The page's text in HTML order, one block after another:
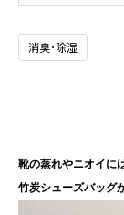
内容：ポー
内袋：トレス
外袋：PP不織
サイズ
縦20m×横
※合計5,000円以
現場で履く靴
てましたが、
になります。
しかも雨で靴
消臭･除湿
靴の蒸れやニオイに
竹炭シューズバッグ